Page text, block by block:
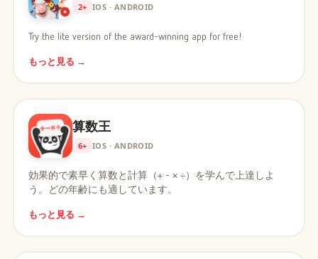
2+ IOS · ANDROID
Try the lite version of the award-winning app for free!
もっと見る →
算数王
6+ IOS · ANDROID
効果的で素早く算数と計算（+ - × ÷）を学んで上達しよ
う。どの年齢にも適しています。
もっと見る →